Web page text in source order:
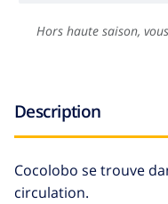
Hors haute saison,
Description
Cocolobo se trouve
circulation.